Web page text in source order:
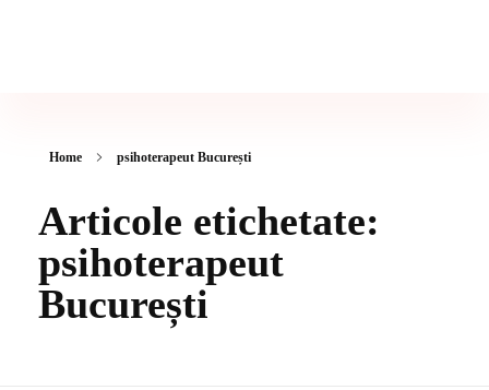
Home psihoterapeut București
Articole etichetate:
psihoterapeut
București